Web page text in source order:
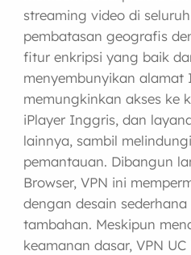
streaming video di
pembatasan geografis
fitur enkripsi yang baik
menyembunyikan alamat
memungkinkan akses ke
iPlayer Inggris, dan
lainnya, sambil
pemantauan. Dibangun
Browser, VPN ini
dengan desain
tambahan. Meskipun
keamanan dasar, VPN